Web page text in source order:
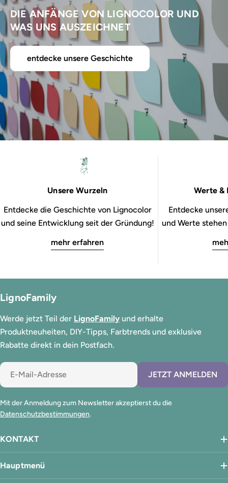
DIE ANFÄNGE VON LIGNOCOLOR UND
WAS UNS AUSZEICHNET
entdecke unsere Geschichte
Unsere Wurzeln
Entdecke die Geschichte von Lignocolor
und seine Entwicklung seit der Gründung!
mehr erfahren
Werte &
Entdecke
und Werte
KONTAKT
Hauptmenü
LignoFamily
Werde jetzt Teil der LignoFamily und erhalte
Produktneuheiten, DIY-Tipps, Farbtrends und exklusive
Rabatte direkt in dein Postfach.
E-
Mail
JETZT ANMELDEN
Mit der Anmeldung zum Newsletter akzeptierst du die
Datenschutzbestimmungen.